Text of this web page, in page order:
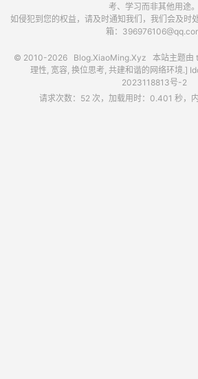
考、学习而非其他用途。
如侵犯到您的权益，请及时通知我们，我们会及时
箱：
© 2010-2026 Blog.XiaoMing.Xyz 本站主题由
理性, 宽容, 换位思考, 共建和谐的网络环境.]
2023118813号-2
请求次数：52 次，加载用时：0.401 秒，